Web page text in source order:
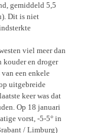
gemiddeld 5,5
Dit is niet
viel meer dan
kouder en droger
een enkele
uitgebreide
keer was dat
Op 18 januari
vorst, -5-5° in
/ Limburg)